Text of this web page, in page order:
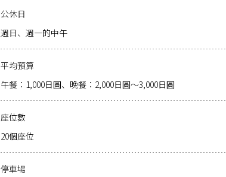
公休日
週日、週一的中午
平均預算
午餐：1,000日圓、晚餐：2,000日圓～3,000日圓
座位數
20個座位
停車場